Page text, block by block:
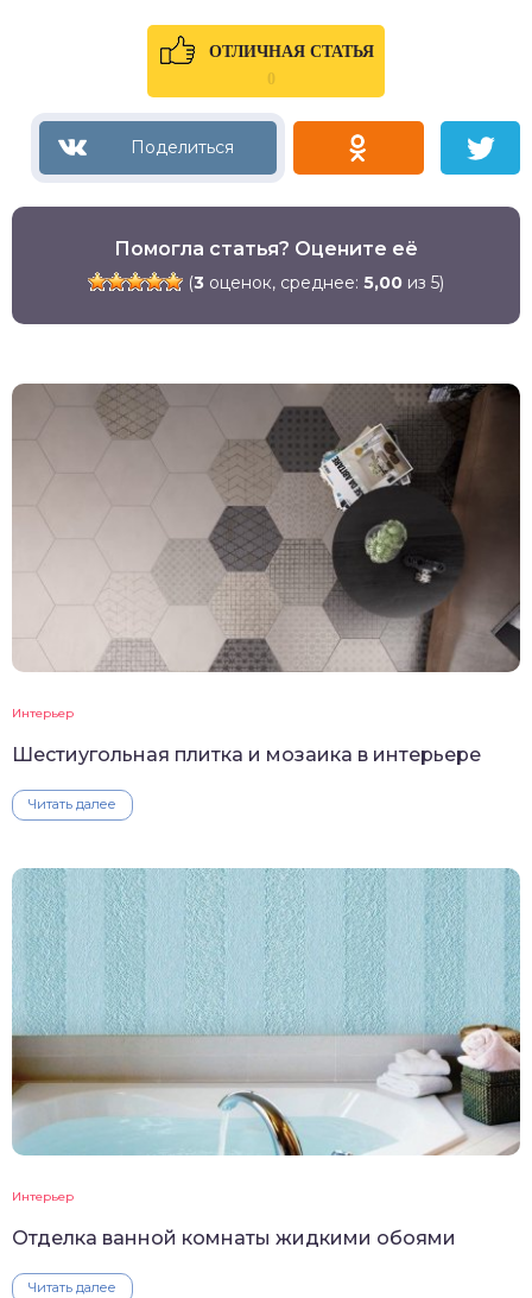
ОТЛИЧНАЯ СТАТЬЯ
0
Помогла статья? Оцените её
(3 оценок, среднее: 5,00 из 5)
Интерьер
Шестиугольная плитка и мозаика в интерьере
Читать далее
Интерьер
Отделка ванной комнаты жидкими обоями
Читать далее